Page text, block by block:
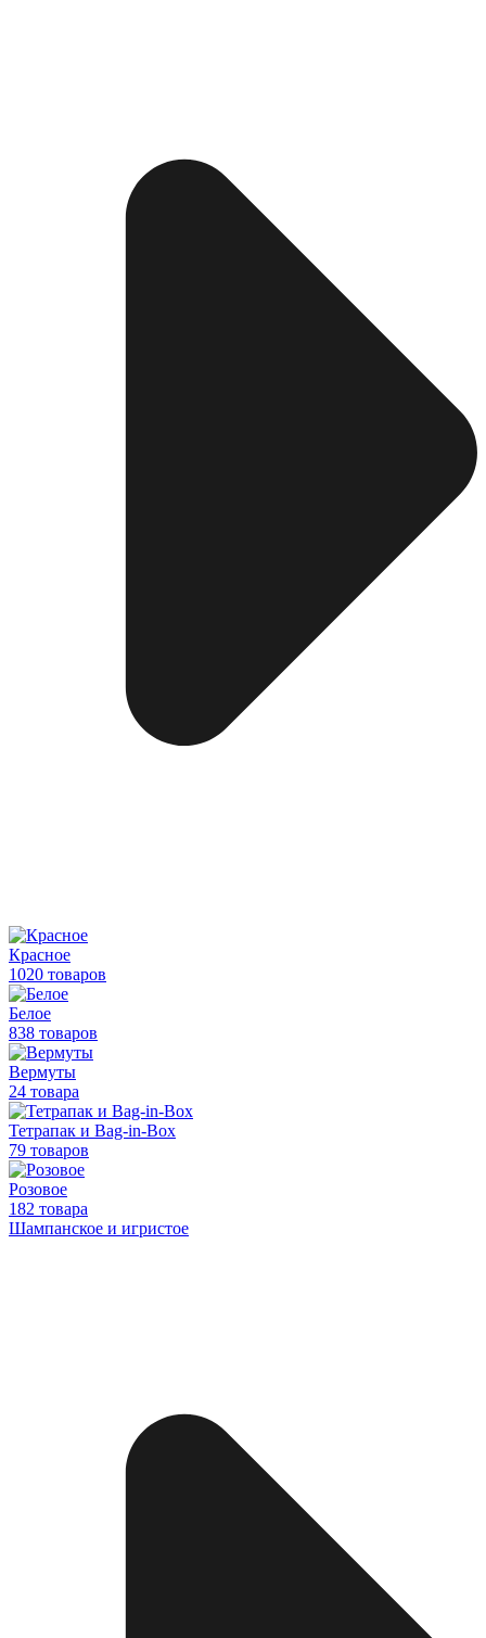
Красное
1020 товаров
Белое
838 товаров
Вермуты
24 товара
Тетрапак и Bag-in-Box
79 товаров
Розовое
182 товара
Шампанское и игристое